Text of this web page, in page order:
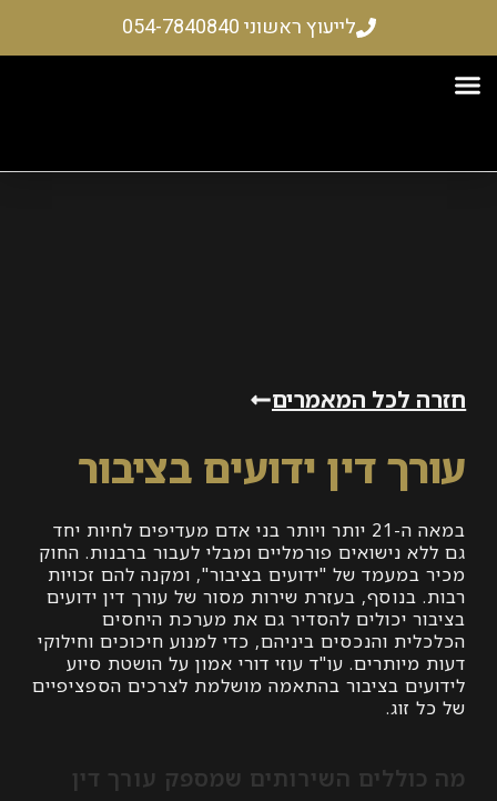
לייעוץ ראשוני 054-7840840
לכל המאמרים
דין ידועים בציבור
במאה ה-21 יותר ויותר בני אדם מעדיפים לחיות יחד
נישואים פורמליים ומבלי לעבור ברבנות. החוק
של "ידועים בציבור", ומקנה להם זכויות
בעזרת שירות מסור של עורך דין ידועים
יכולים להסדיר גם את מערכת היחסים
והנכסים ביניהם, כדי למנוע חיכוכים וחילוקי
עו"ד עוזי דורי אמון על הושטת סיוע
בציבור בהתאמה מושלמת לצרכים הספציפיים
השירותים שמספק עורך דין